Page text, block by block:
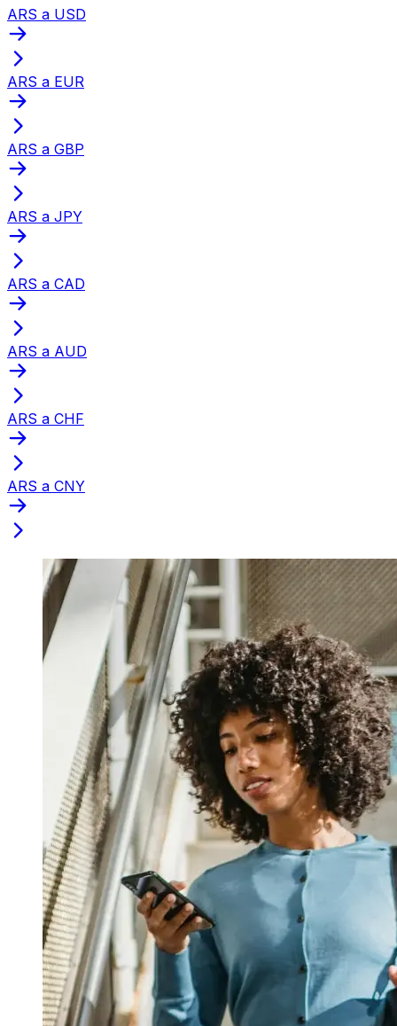
ARS a USD
ARS a EUR
ARS a GBP
ARS a JPY
ARS a CAD
ARS a AUD
ARS a CHF
ARS a CNY